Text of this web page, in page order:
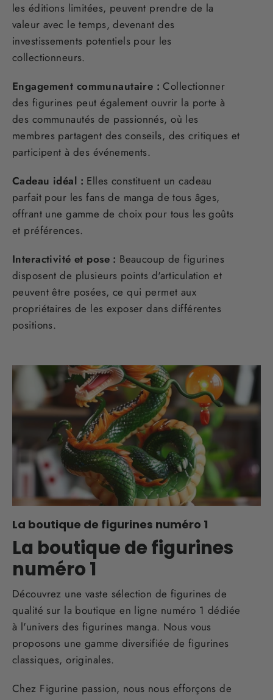
les éditions limitées, peuvent prendre de la
valeur avec le temps, devenant des
investissements potentiels pour les
collectionneurs.
Engagement communautaire : Collectionner
des figurines peut également ouvrir la porte à
des communautés de passionnés, où les
membres partagent des conseils, des critiques et
participent à des événements.
Cadeau idéal : Elles constituent un cadeau
parfait pour les fans de manga de tous âges,
offrant une gamme de choix pour tous les goûts
et préférences.
Interactivité et pose : Beaucoup de figurines
disposent de plusieurs points d'articulation et
peuvent être posées, ce qui permet aux
propriétaires de les exposer dans différentes
positions.
La boutique de figurines numéro 1
La boutique de figurines
numéro 1
Découvrez une vaste sélection de figurines de
qualité sur la boutique en ligne numéro 1 dédiée
à l'univers des figurines manga. Nous vous
proposons une gamme diversifiée de figurines
classiques, originales.
Chez Figurine passion, nous nous efforçons de